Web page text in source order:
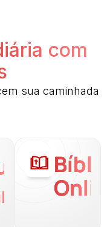
com
sua caminhada